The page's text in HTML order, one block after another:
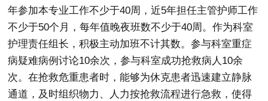
年参加本专业工作不少于40周，近5年担任主管护师工作
不少于50个月，每年值晚夜班数不少于40周。作为科室
护理责任组长，积极主动加班不计其数。参与科室重症
病疑难病例讨论10余次，参与科室成功抢救病人10余
次。在抢救危重患者时，能够为休克患者迅速建立静脉
通道，及时组织物力、人力按抢救流程进行急救，使得